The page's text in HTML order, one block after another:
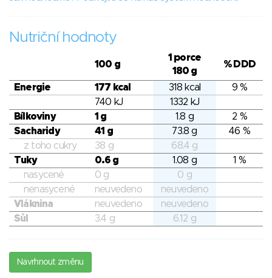
Nutriční hodnoty
100 g
1 porce
180 g
% DDD
Energie 177 kcal 318 kcal
9 %
740 kJ
1332 kJ
Bílkoviny
1 g 1.8 g
2 %
Sacharidy
41 g 73.8 g
46 %
z toho cukry
38 g
68.4 g
Tuky
0.6 g 1.08 g
1 %
nasycené
0 g
0 g
nenasycené
neuvedeno
neuvedeno
Vláknina
neuvedeno
neuvedeno
Sůl
3.4 g 6.12 g
Navrhnout změnu